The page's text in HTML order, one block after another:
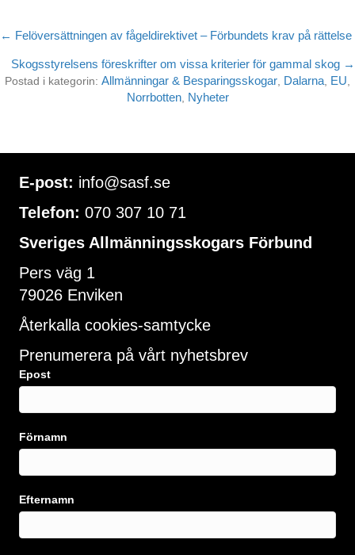
Posts
navigation
← Felöversättningen av fågeldirektivet – Förbundets krav på rättelse
Skogsstyrelsens föreskrifter om vissa kriterier för gammal skog →
Postad i kategorin: Allmänningar & Besparingsskogar Dalarna EU
Norrbotten, Nyheter
E-post: info@sasf.se
Telefon: 070 307 10 71
Sveriges Allmänningsskogars Förbund
Pers väg 1
79026 Enviken
Återkalla cookies-samtycke
Prenumerera på vårt nyhetsbrev
Epost
Förnamn
Efternamn